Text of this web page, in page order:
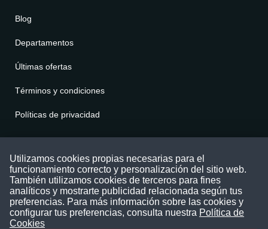
Blog
Departamentos
Últimas ofertas
Términos y condiciones
Políticas de privacidad
Puede comunicarse con nosotros a través
nuestras redes sociales o del correo:
contacto@convocatoriasdetrabajo.com
Siguenos en:
Utilizamos cookies propias necesarias para el
funcionamiento correcto y personalización del sitio web.
También utilizamos cookies de terceros para fines
analíticos y mostrarte publicidad relacionada según tus
preferencias. Para más información sobre las cookies y
configurar tus preferencias, consulta nuestra Política de
Cookies